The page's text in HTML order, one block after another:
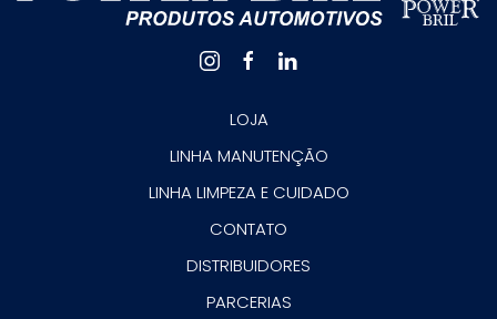
LOJA
LINHA MANUTENÇÃO
LINHA LIMPEZA E CUIDADO
CONTATO
DISTRIBUIDORES
PARCERIAS